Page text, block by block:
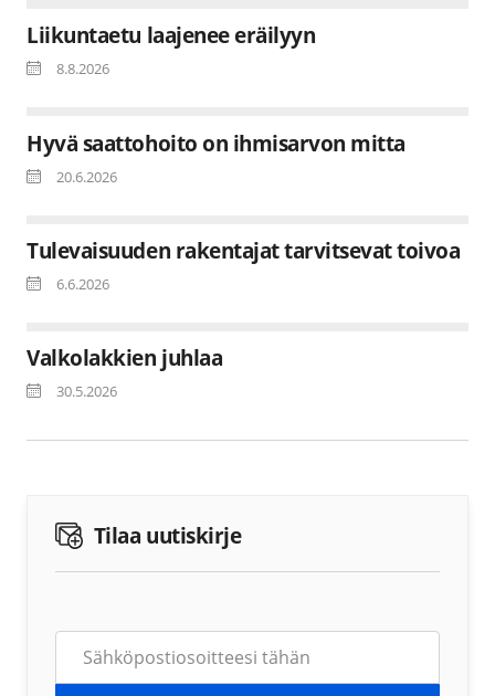
Liikuntaetu laajenee eräilyyn
8.8.2026
Hyvä saattohoito on ihmisarvon mitta
20.6.2026
Tulevaisuuden rakentajat tarvitsevat toivoa
6.6.2026
Valkolakkien juhlaa
30.5.2026
Tilaa uutiskirje